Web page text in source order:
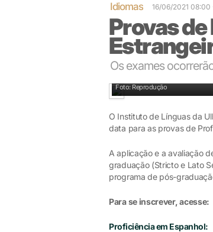
Idiomas 16/06/2021 08:00
Provas
Os exames
Foto: Reprodução
O Instituto de Línguas da
data para as provas de
A aplicação e a avaliação
graduação (Stricto e Lato
programa de pós-
Para se inscrever, acesse:
Proficiência em Espanhol: